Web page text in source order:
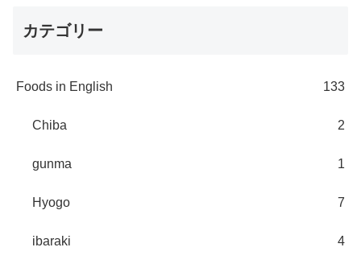
カテゴリー
Foods in English 133
Chiba 2
gunma 1
Hyogo 7
ibaraki 4